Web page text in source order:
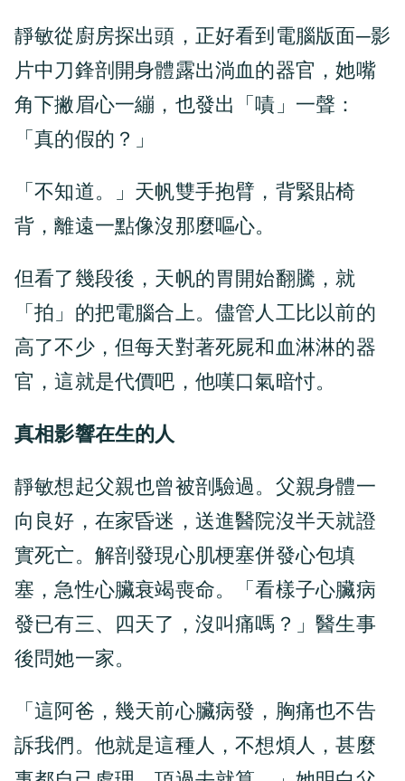
靜敏從廚房探出頭，正好看到電腦版面─影
片中刀鋒剖開身體露出淌血的器官，她嘴
角下撇眉心一繃，也發出「嘖」一聲：
「真的假的？」
「不知道。」天帆雙手抱臂，背緊貼椅
背，離遠一點像沒那麼嘔心。
但看了幾段後，天帆的胃開始翻騰，就
「拍」的把電腦合上。儘管人工比以前的
高了不少，但每天對著死屍和血淋淋的器
官，這就是代價吧，他嘆口氣暗忖。
真相影響在生的人
靜敏想起父親也曾被剖驗過。父親身體一
向良好，在家昏迷，送進醫院沒半天就證
實死亡。解剖發現心肌梗塞併發心包填
塞，急性心臟衰竭喪命。「看樣子心臟病
發已有三、四天了，沒叫痛嗎？」醫生事
後問她一家。
「這阿爸，幾天前心臟病發，胸痛也不告
訴我們。他就是這種人，不想煩人，甚麼